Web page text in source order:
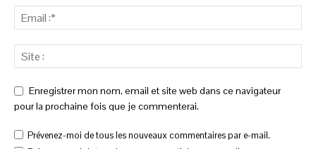
Enregistrer mon nom, email et site web dans ce navigateur
pour la prochaine fois que je commenterai.
Prévenez-moi de tous les nouveaux commentaires par e-mail.